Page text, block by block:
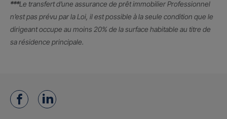
***Le transfert d’une assurance de prêt immobilier Professionnel
n’est pas prévu par la Loi, il est possible à la seule condition que le
dirigeant occupe au moins 20% de la surface habitable au titre de
sa résidence principale.